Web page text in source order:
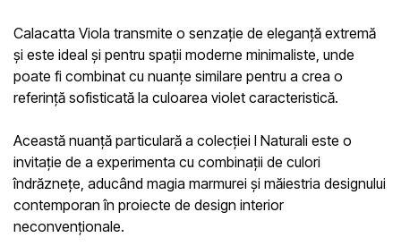
Calacatta Viola transmite o senzație de eleganță extremă
și este ideal și pentru spații moderne minimaliste, unde
poate fi combinat cu nuanțe similare pentru a crea o
referință sofisticată la culoarea violet caracteristică.
Această nuanță particulară a colecției I Naturali este o
invitație de a experimenta cu combinații de culori
îndrăznețe, aducând magia marmurei și măiestria designului
contemporan în proiecte de design interior
neconvenționale.